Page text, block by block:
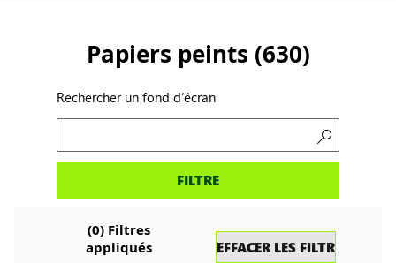
Papiers peints (630)
Rechercher un fond d’écran
Rechercher
fond
FILTRE
(0) Filtres
appliqués
EFFACER LES FILTRES